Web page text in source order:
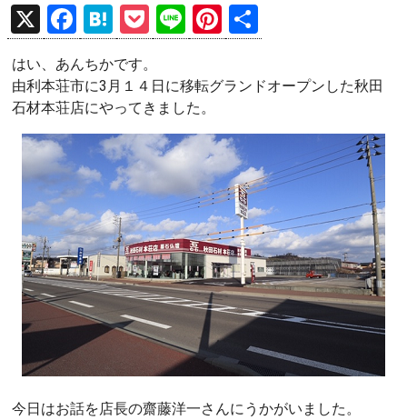
X
F
a
ce
b
o
o
k
H
at
e
n
a
P
o
ck
et
Li
n
e
Pi
nt
er
t
有
はい、あんちかです。
由利本荘市に3月１４日に移転グランドオープンした秋田
石材本荘店にやってきました。
今日はお話を店長の齋藤洋一さんにうかがいました。